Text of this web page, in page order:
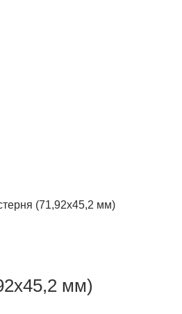
(71,92х45,2 мм)
мм)